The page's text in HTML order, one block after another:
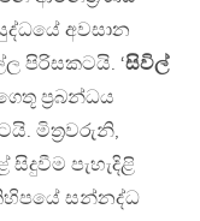
අවසාන
පිරිසකටයි. ‘සිවිල්
ප‍්‍රබන්ධය
මිත‍්‍රවරුනි,
සිදුවීම පැහැදිළි
සන්නද්ධ